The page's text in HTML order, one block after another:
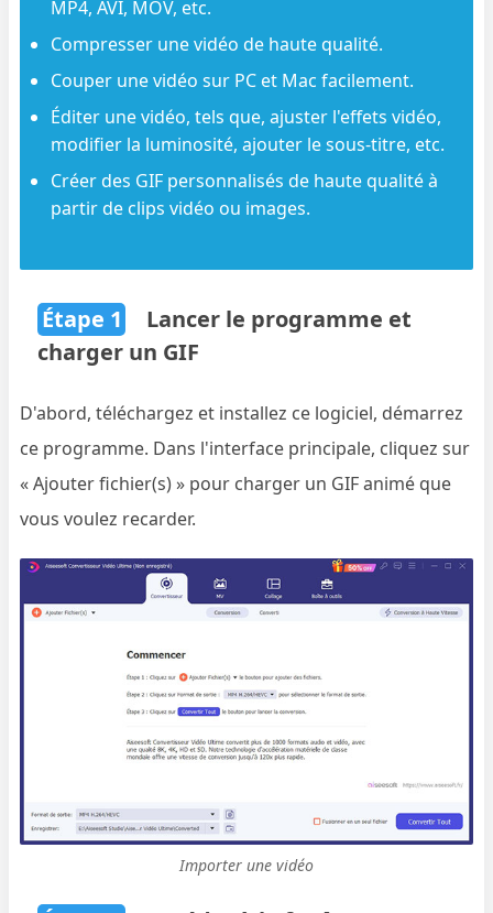
MP4, AVI, MOV, etc.
Compresser une vidéo de haute qualité.
Couper une vidéo sur PC et Mac facilement.
Éditer une vidéo, tels que, ajuster l'effets vidéo,
modifier la luminosité, ajouter le sous-titre, etc.
Créer des GIF personnalisés de haute qualité à
partir de clips vidéo ou images.
Étape 1
Lancer le programme et
charger un GIF
D'abord, téléchargez et installez ce logiciel, démarrez
ce programme. Dans l'interface principale, cliquez sur
« Ajouter fichier(s) » pour charger un GIF animé que
vous voulez recarder.
Importer une vidéo